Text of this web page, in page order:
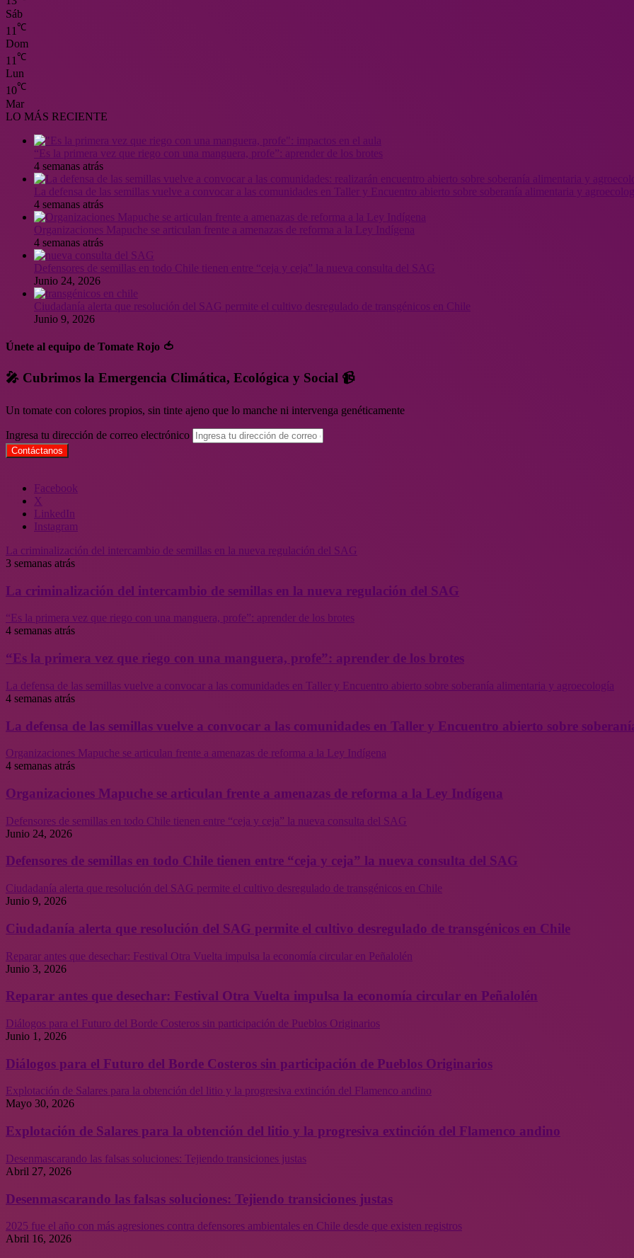
Sáb
11 ℃
Dom
11 ℃
Lun
10℃
Mar
LO MÁS RECIENTE
“Es la primera vez que riego con una manguera, profe”: aprender de los brotes
4 semanas atrás
La defensa de las semillas vuelve a convocar a las comunidades en Taller y Encuentro abierto sobre soberanía alimentaria y
4 semanas atrás
Organizaciones Mapuche se articulan frente a amenazas de reforma a la Ley Indígena
4 semanas atrás
Defensores de semillas en todo Chile tienen entre “ceja y ceja” la nueva consulta del SAG
Junio 24, 2026
Ciudadanía alerta que resolución del SAG permite el cultivo desregulado de transgénicos en Chile
Junio 9, 2026
Únete al equipo de Tomate Rojo 🍅
🎤 Cubrimos la Emergencia Climática, Ecológica y Social 📹
Un tomate con colores propios, sin tinte ajeno que lo manche ni intervenga genéticamente
Ingresa tu dirección de correo electrónico
Facebook
X
LinkedIn
Instagram
La criminalización del intercambio de semillas en la nueva regulación del SAG
3 semanas atrás
La criminalización del intercambio de semillas en la nueva regulación del SAG
“Es la primera vez que riego con una manguera, profe”: aprender de los brotes
4 semanas atrás
“Es la primera vez que riego con una manguera, profe”: aprender de los brotes
La defensa de las semillas vuelve a convocar a las comunidades en Taller y Encuentro abierto sobre soberanía alimentaria y agroecología
4 semanas atrás
La defensa de las semillas vuelve a convocar a las comunidades en Taller y Encuentro abierto sobre
Organizaciones Mapuche se articulan frente a amenazas de reforma a la Ley Indígena
4 semanas atrás
Organizaciones Mapuche se articulan frente a amenazas de reforma a la Ley Indígena
Defensores de semillas en todo Chile tienen entre “ceja y ceja” la nueva consulta del SAG
Junio 24, 2026
Defensores de semillas en todo Chile tienen entre “ceja y ceja” la nueva consulta del SAG
Ciudadanía alerta que resolución del SAG permite el cultivo desregulado de transgénicos en Chile
Junio 9, 2026
Ciudadanía alerta que resolución del SAG permite el cultivo desregulado de transgénicos en Chile
Reparar antes que desechar: Festival Otra Vuelta impulsa la economía circular en Peñalolén
Junio 3, 2026
Reparar antes que desechar: Festival Otra Vuelta impulsa la economía circular en Peñalolén
Diálogos para el Futuro del Borde Costeros sin participación de Pueblos Originarios
Junio 1, 2026
Diálogos para el Futuro del Borde Costeros sin participación de Pueblos Originarios
Explotación de Salares para la obtención del litio y la progresiva extinción del Flamenco andino
Mayo 30, 2026
Explotación de Salares para la obtención del litio y la progresiva extinción del Flamenco andino
Desenmascarando las falsas soluciones: Tejiendo transiciones justas
Abril 27, 2026
Desenmascarando las falsas soluciones: Tejiendo transiciones justas
2025 fue el año con más agresiones contra defensores ambientales en Chile desde que existen registros
Abril 16, 2026